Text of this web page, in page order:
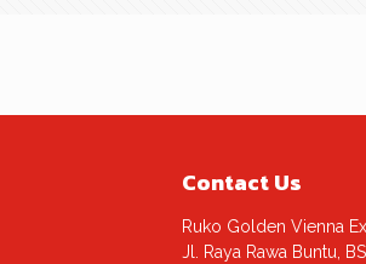
Contact Us
Ruko Golden Vienna
Jl. Raya Rawa Buntu,